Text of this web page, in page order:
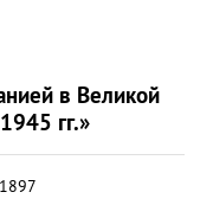
в Великой
гг.»